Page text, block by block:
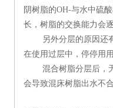
阴树脂的OH-与水中硫
长，树脂的交换能力会
另外分层的原因还
在使用过层中，停停用
混合树脂分层后，
会导致混床树脂出水不